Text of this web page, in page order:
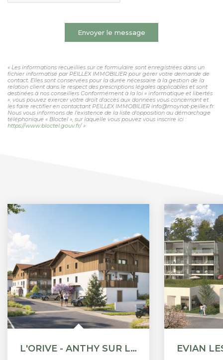
Envoyer le message
« Les informations recueillies sur ce formulaire sont enregistrées dans un
fichier informatisé par PEILLEX IMMOBILIER pour gérer votre demande de
contact. Elles sont conservées pour la durée nécessaire à la gestion de la
relation client dans le respect des prescriptions légales applicables et sont
destinées à nos conseillers Conformément à la loi « informatique et libertés
», vous pouvez exercer votre droit d'accès aux données vous concernant et
les faire rectifier en contactant PEILLEX IMMOBILIER info@moynat-peillex.fr.
Nous vous informons de l'existence de la liste d'opposition au démarchage
téléphonique « Bloctel », sur laquelle vous pouvez vous inscrire ici :
https://www.bloctel.gouv.fr/»
L'ORIVE - ANTHY SUR LÉMAN - T4 DE 82.50M² RDJ